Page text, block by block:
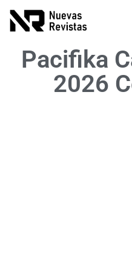
Pacifika
2026